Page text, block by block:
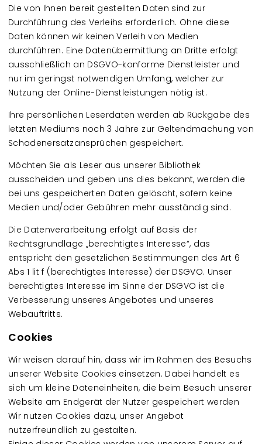
Die von Ihnen bereit gestellten Daten sind zur
Durchführung des Verleihs erforderlich. Ohne diese
Daten können wir keinen Verleih von Medien
durchführen. Eine Datenübermittlung an Dritte erfolgt
ausschließlich an DSGVO-konforme Dienstleister und
nur im geringst notwendigen Umfang, welcher zur
Nutzung der Online-Dienstleistungen nötig ist.
Ihre persönlichen Leserdaten werden ab Rückgabe des
letzten Mediums noch 3 Jahre zur Geltendmachung von
Schadenersatzansprüchen gespeichert.
Möchten Sie als Leser aus unserer Bibliothek
ausscheiden und geben uns dies bekannt, werden die
bei uns gespeicherten Daten gelöscht, sofern keine
Medien und/oder Gebühren mehr ausständig sind.
Die Datenverarbeitung erfolgt auf Basis der
Rechtsgrundlage „berechtigtes Interesse“, das
entspricht den gesetzlichen Bestimmungen des Art 6
Abs 1 lit f (berechtigtes Interesse) der DSGVO. Unser
berechtigtes Interesse im Sinne der DSGVO ist die
Verbesserung unseres Angebotes und unseres
Webauftritts.
Cookies
Wir weisen darauf hin, dass wir im Rahmen des Besuchs
unserer Website Cookies einsetzen. Dabei handelt es
sich um kleine Dateneinheiten, die beim Besuch unserer
Website am Endgerät der Nutzer gespeichert werden
Wir nutzen Cookies dazu, unser Angebot
nutzerfreundlich zu gestalten.